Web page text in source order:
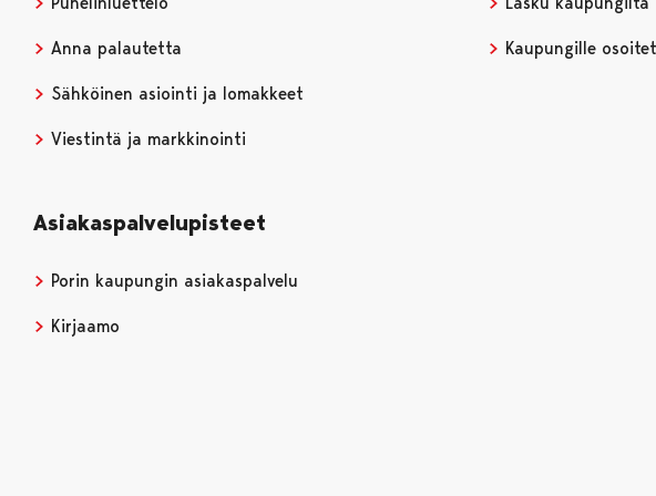
Anna palautetta
Sähköinen asiointi ja lomakkeet
Viestintä ja markkinointi
Kaupungille
Asiakaspalvelupisteet
Porin kaupungin asiakaspalvelu
Kirjaamo